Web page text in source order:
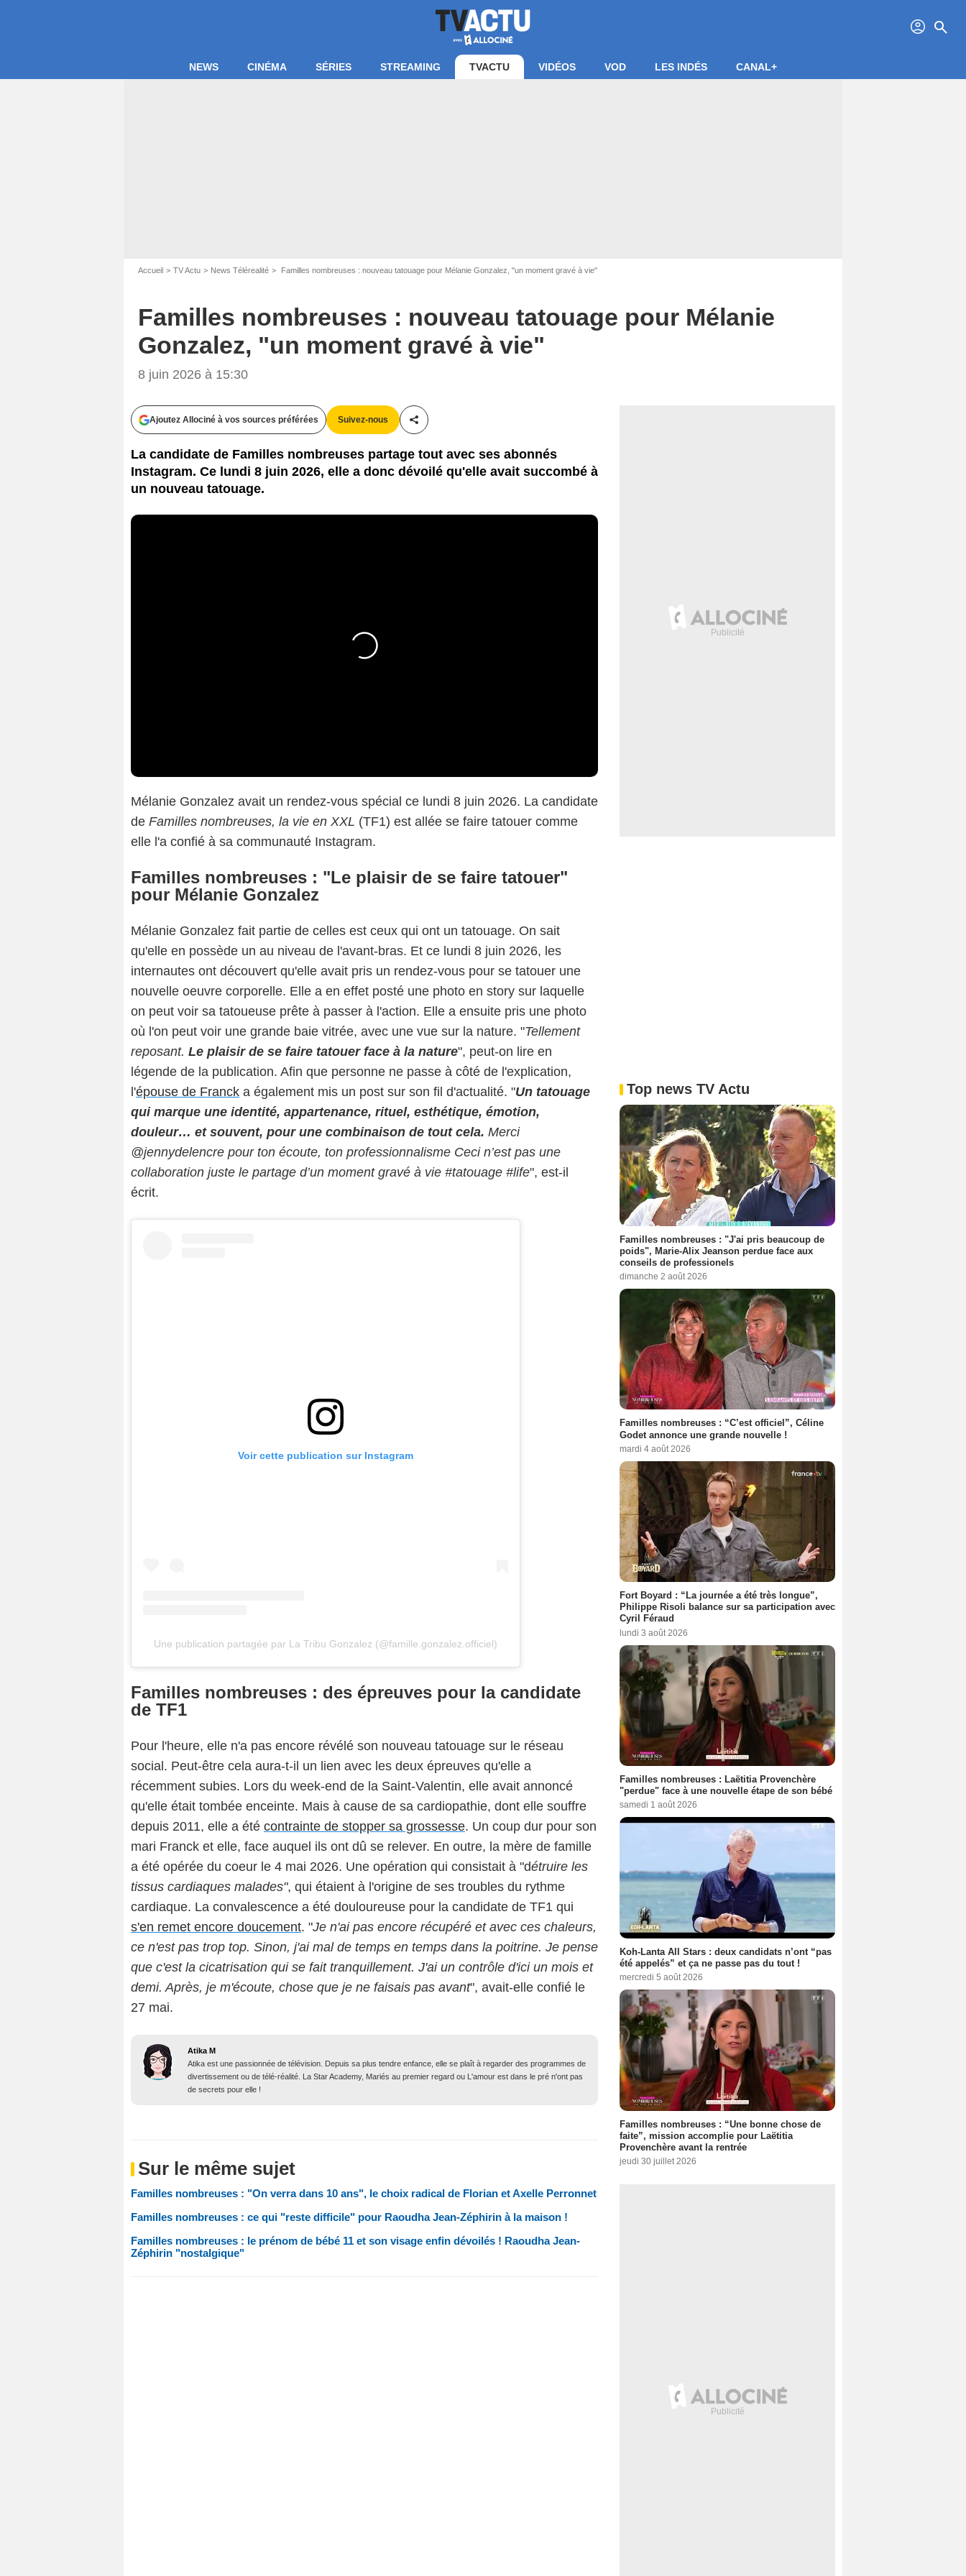
profil search
NEWS CINÉMA SÉRIES STREAMING TVACTU VIDÉOS VOD LES INDÉS CANAL+
Accueil TV Actu News Télérealité Familles nombreuses : nouveau tatouage pour Mélanie Gonzalez, "un moment gravé à vie"
Familles nombreuses : nouveau tatouage pour Mélanie
Gonzalez, "un moment gravé à vie"
8 juin 2026 à 15:30
Ajoutez Allociné à vos sources préférées Suivez-nous
Partager cet article
La candidate de Familles nombreuses partage tout avec ses abonnés
Instagram. Ce lundi 8 juin 2026, elle a donc dévoilé qu'elle avait succombé à
un nouveau tatouage.
Mélanie Gonzalez avait un rendez-vous spécial ce lundi 8 juin 2026. La candidate
de Familles nombreuses, la vie en XXL (TF1) est allée se faire tatouer comme
elle l'a confié à sa communauté Instagram.
Familles nombreuses : "Le plaisir de se faire tatouer"
pour Mélanie Gonzalez
Mélanie Gonzalez fait partie de celles est ceux qui ont un tatouage. On sait
qu'elle en possède un au niveau de l'avant-bras. Et ce lundi 8 juin 2026, les
internautes ont découvert qu'elle avait pris un rendez-vous pour se tatouer une
nouvelle oeuvre corporelle. Elle a en effet posté une photo en story sur laquelle
on peut voir sa tatoueuse prête à passer à l'action. Elle a ensuite pris une photo
où l'on peut voir une grande baie vitrée, avec une vue sur la nature. "Tellement
reposant. Le plaisir de se faire tatouer face à la nature", peut-on lire en
légende de la publication. Afin que personne ne passe à côté de l'explication,
l'épouse de Franck a également mis un post sur son fil d'actualité. "Un tatouage
qui marque une identité, appartenance, rituel, esthétique, émotion,
douleur… et souvent, pour une combinaison de tout cela. Merci
@jennydelencre pour ton écoute, ton professionnalisme Ceci n’est pas une
collaboration juste le partage d’un moment gravé à vie #tatouage #life", est-il
écrit.
Voir cette publication sur Instagram
Une publication partagée par La Tribu Gonzalez (@famille.gonzalez.officiel)
Familles nombreuses : des épreuves pour la candidate
de TF1
Pour l'heure, elle n'a pas encore révélé son nouveau tatouage sur le réseau
social. Peut-être cela aura-t-il un lien avec les deux épreuves qu'elle a
récemment subies. Lors du week-end de la Saint-Valentin, elle avait annoncé
qu'elle était tombée enceinte. Mais à cause de sa cardiopathie, dont elle souffre
depuis 2011, elle a été contrainte de stopper sa grossesse. Un coup dur pour son
mari Franck et elle, face auquel ils ont dû se relever. En outre, la mère de famille
a été opérée du coeur le 4 mai 2026. Une opération qui consistait à "détruire les
tissus cardiaques malades", qui étaient à l'origine de ses troubles du rythme
cardiaque. La convalescence a été douloureuse pour la candidate de TF1 qui
s'en remet encore doucement. "Je n'ai pas encore récupéré et avec ces chaleurs,
ce n'est pas trop top. Sinon, j'ai mal de temps en temps dans la poitrine. Je pense
que c'est la cicatrisation qui se fait tranquillement. J'ai un contrôle d'ici un mois et
demi. Après, je m'écoute, chose que je ne faisais pas avant", avait-elle confié le
27 mai.
Atika M
Atika est une passionnée de télévision. Depuis sa plus tendre enfance, elle se plaît à regarder des programmes de
divertissement ou de télé-réalité. La Star Academy, Mariés au premier regard ou L'amour est dans le pré n'ont pas
de secrets pour elle !
Sur le même sujet
Familles nombreuses : "On verra dans 10 ans", le choix radical de Florian et Axelle Perronnet
Familles nombreuses : ce qui "reste difficile" pour Raoudha Jean-Zéphirin à la maison !
Familles nombreuses : le prénom de bébé 11 et son visage enfin dévoilés ! Raoudha Jean-
Zéphirin "nostalgique"
Top news TV Actu
Familles nombreuses : "J'ai pris beaucoup de
poids", Marie-Alix Jeanson perdue face aux
conseils de professionels
dimanche 2 août 2026
Familles nombreuses : “C’est officiel”, Céline
Godet annonce une grande nouvelle !
mardi 4 août 2026
Fort Boyard : “La journée a été très longue”,
Philippe Risoli balance sur sa participation avec
Cyril Féraud
lundi 3 août 2026
Familles nombreuses : Laëtitia Provenchère
"perdue" face à une nouvelle étape de son bébé
samedi 1 août 2026
Koh-Lanta All Stars : deux candidats n’ont “pas
été appelés” et ça ne passe pas du tout !
mercredi 5 août 2026
Familles nombreuses : “Une bonne chose de
faite”, mission accomplie pour Laëtitia
Provenchère avant la rentrée
jeudi 30 juillet 2026